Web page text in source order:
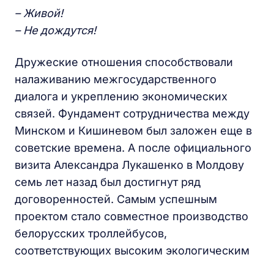
– Живой!
– Не дождутся!
Дружеские отношения способствовали
налаживанию межгосударственного
диалога и укреплению экономических
связей. Фундамент сотрудничества между
Минском и Кишиневом был заложен еще в
советские времена. А после официального
визита Александра Лукашенко в Молдову
семь лет назад был достигнут ряд
договоренностей. Самым успешным
проектом стало совместное производство
белорусских троллейбусов,
соответствующих высоким экологическим